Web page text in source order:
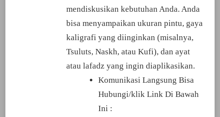
mendiskusikan kebutuhan Anda. Anda
bisa menyampaikan ukuran pintu, gaya
kaligrafi yang diinginkan (misalnya,
Tsuluts, Naskh, atau Kufi), dan ayat
atau lafadz yang ingin diaplikasikan.
Komunikasi Langsung Bisa
Hubungi/klik Link Di Bawah
Ini :